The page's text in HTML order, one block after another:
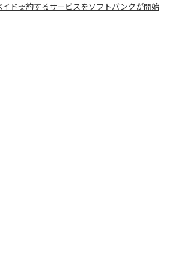
ド契約するサービスをソフトバンクが開始